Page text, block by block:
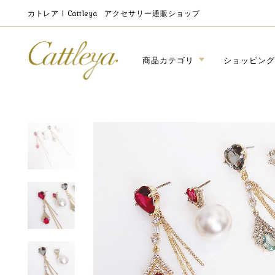
カトレア | Cattleya アクセサリー通販ショップ
商品カテゴリ ショッピン